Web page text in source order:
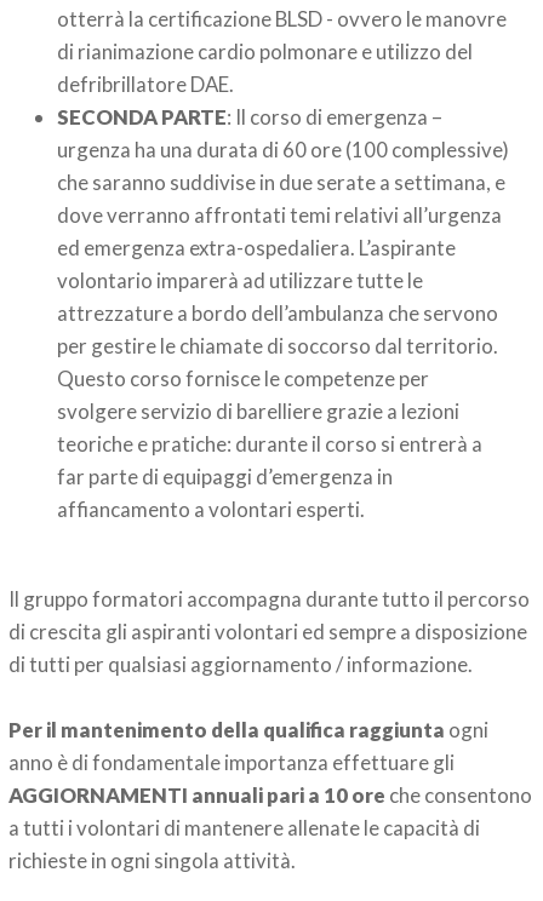
otterrà la certificazione BLSD - ovvero le manovre
di rianimazione cardio polmonare e utilizzo del
defribrillatore DAE.
SECONDA PARTE: Il corso di emergenza –
urgenza ha una durata di 60 ore (100 complessive)
che saranno suddivise in due serate a settimana, e
dove verranno affrontati temi relativi all’urgenza
ed emergenza extra-ospedaliera. L’aspirante
volontario imparerà ad utilizzare tutte le
attrezzature a bordo dell’ambulanza che servono
per gestire le chiamate di soccorso dal territorio.
Questo corso fornisce le competenze per
svolgere servizio di barelliere grazie a lezioni
teoriche e pratiche: durante il corso si entrerà a
far parte di equipaggi d’emergenza in
affiancamento a volontari esperti.
Il gruppo formatori accompagna durante tutto il percorso
di crescita gli aspiranti volontari ed sempre a disposizione
di tutti per qualsiasi aggiornamento / informazione.
Per il mantenimento della qualifica raggiunta ogni
anno è di fondamentale importanza effettuare gli
AGGIORNAMENTI annuali pari a 10 ore che consentono
a tutti i volontari di mantenere allenate le capacità di
richieste in ogni singola attività.